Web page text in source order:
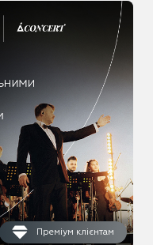
Преміум клієнтам